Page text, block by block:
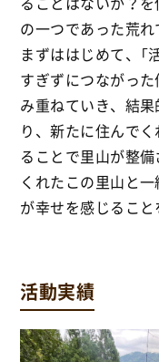
ることはないか？
の一つであった荒
まずははじめて、「
すぎずにつながっ
み重ねていき、結
り、新たに住んで
ることで里山が整
くれたこの里山と
が幸せを感じること
活動実績